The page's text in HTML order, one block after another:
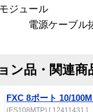
ジュール
電源ケーブル
ン品・関連商
FXC 8ポート 10/